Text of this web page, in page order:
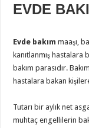
EVDE
Evde bakım maaşı,
kanıtlanmış
bakım parasıdır.
hastalara bakan
Tutarı bir aylık net
muhtaç engellilerin